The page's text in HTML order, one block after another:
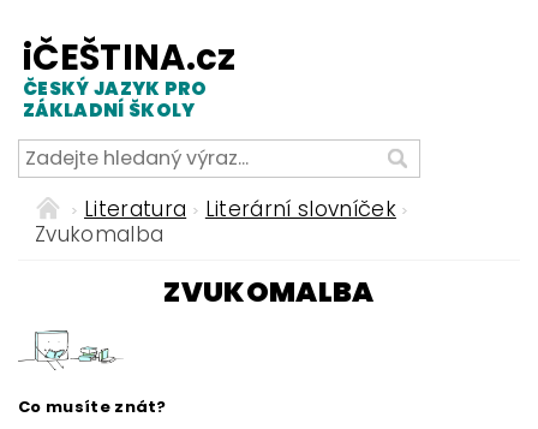
iČEŠTINA.cz
ČESKÝ JAZYK PRO
ZÁKLADNÍ ŠKOLY
Literatura
Literární slovníček
Zvukomalba
ZVUKOMALBA
Co musíte znát?